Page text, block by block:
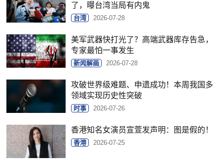
了，曝台湾当局有内鬼
台湾 2026-07-28
美军武器快打光了？高端武器库存告急，
专家最怕一事发生
新闻解画 2026-07-28
攻破世界级难题、申遗成功！本周我国多
领域实现历史性突破
时事 2026-07-26
香港知名女演员宣萱发声明：图是假的！
香港 2026-07-25